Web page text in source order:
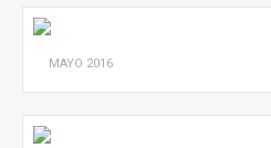
MAYO 2016